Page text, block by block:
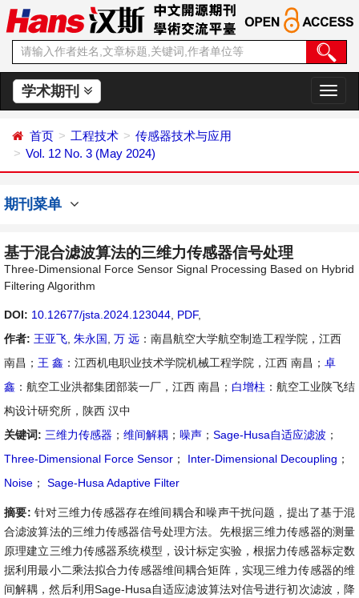
学术期刊
切
换
首页 工程技术
传感器技术与应用
Vol. 12 No. 3 (May 2024)
期刊菜单
基于混合滤波算法的三维力传感器信号处理
Three-Dimensional Force Sensor Signal Processing Based on Hybrid
Filtering Algorithm
DOI: 10.12677/jsta.2024.123044 PDF,
作者: 王亚飞 朱永国 万 远 ：南昌航空大学航空制造工程学院，江西
南昌； 王 鑫 ：江西机电职业技术学院机械工程学院，江西 南昌； 卓
鑫 ：航空工业洪都集团部装一厂，江西 南昌； 白增柱 ：航空工业陕飞结
构设计研究所，陕西 汉中
关键词: 三维力传感器 ； 维间解耦 ； 噪声 ； Sage-Husa自适应滤波 ；
Three-Dimensional Force Sensor ； Inter-Dimensional Decoupling ；
Noise ； Sage-Husa Adaptive Filter
摘要: 针对三维力传感器存在维间耦合和噪声干扰问题，提出了基于混
合滤波算法的三维力传感器信号处理方法。先根据三维力传感器的测量
原理建立三维力传感器系统模型，设计标定实验，根据力传感器标定数
据利用最小二乘法拟合力传感器维间耦合矩阵，实现三维力传感器的维
间解耦，然后利用Sage-Husa自适应滤波算法对信号进行初次滤波，降